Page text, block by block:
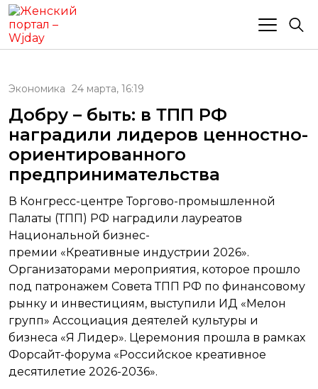
Экономика 24 марта, 16:19
Добру – быть: в ТПП РФ
наградили лидеров ценностно-
ориентированного
предпринимательства
В Конгресс-центре Торгово-промышленной
Палаты (ТПП) РФ наградили лауреатов
Национальной бизнес-
премии «Креативные индустрии 2026».
Организаторами мероприятия, которое прошло
под патронажем Совета ТПП РФ по финансовому
рынку и инвестициям, выступили ИД «Мелон
групп» Ассоциация деятелей культуры и
бизнеса «Я Лидер». Церемония прошла в рамках
Форсайт-форума «Российское креативное
десятилетие 2026-2036».